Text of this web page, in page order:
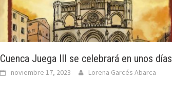
Cuenca Juega III se celebrará en unos días
noviembre 17, 2023 Lorena Garcés Abarca